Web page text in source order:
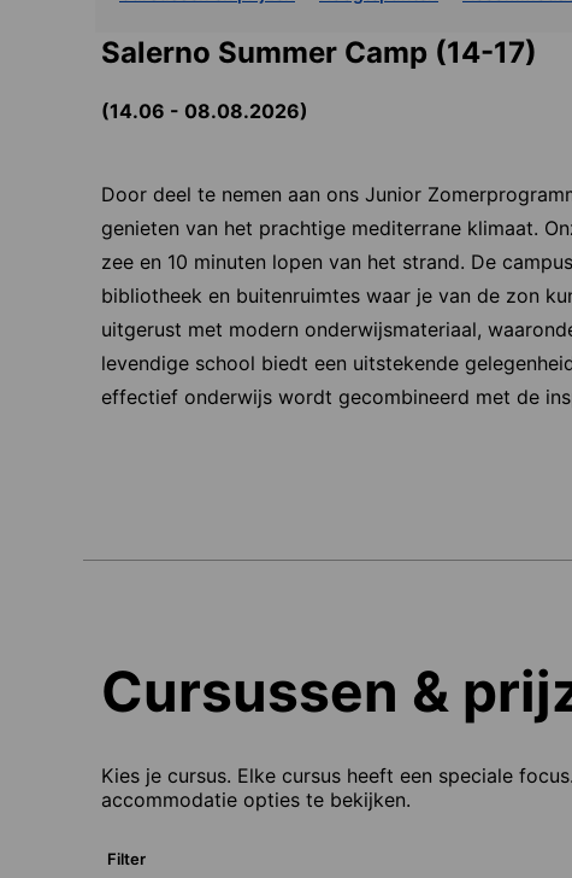
Salerno Summer Camp (14-17)
(14.06 - 08.08.2026)
Door deel te nemen aan ons Junior
genieten van het prachtige mediterrane klimaat.
zee en 10 minuten lopen van het strand. De
bibliotheek en buitenruimtes waar je van de zon
uitgerust met modern onderwijsmateriaal,
levendige school biedt een uitstekende
effectief onderwijs wordt gecombineerd met de
Cursussen &
Kies je cursus. Elke cursus heeft een speciale
accommodatie opties te bekijken.
Filter